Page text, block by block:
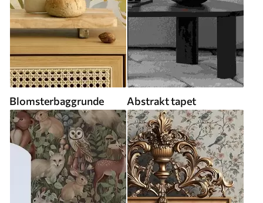
Blomsterbaggrunde Abstrakt tapet